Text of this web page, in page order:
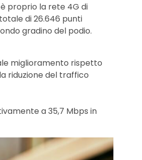
proprio la rete 4G di
di 26.646 punti
gradino del podio.
miglioramento rispetto
riduzione del traffico
a 35,7 Mbps in